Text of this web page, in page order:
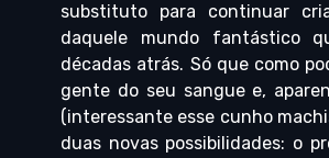
substituto para continuar
daquele mundo fantástico
décadas atrás. Só que como
gente do seu sangue e,
(interessante esse cunho
duas novas possibilidades: o